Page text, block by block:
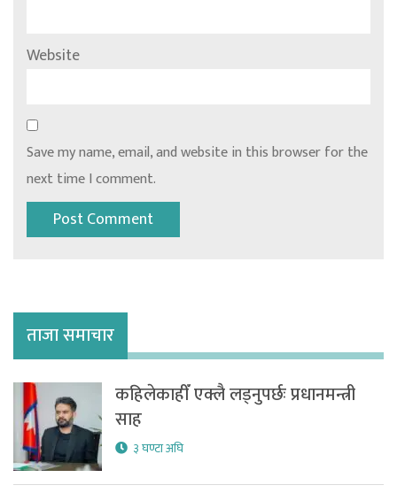
Website
Save my name, email, and website in this browser for the
next time I comment.
ताजा समाचार
कहिलेकाहीँ एक्लै लड्नुपर्छः प्रधानमन्त्री
साह
३ घण्टा अघि